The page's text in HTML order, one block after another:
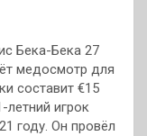
Бека-Бека 27
медосмотр для
составит €15
игрок
году. Он провёл